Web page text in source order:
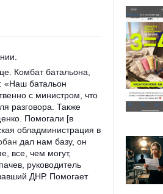
Комбат батальона,
«Наш батальон
с министром, что
разговора. Также
Помогали [в
обладминистрация в
дал нам базу, он
все, чем могут,
руководитель
ДНР. Помогает